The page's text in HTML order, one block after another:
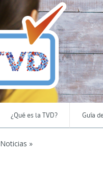
¿Qué es la TVD? Guía
Noticias »